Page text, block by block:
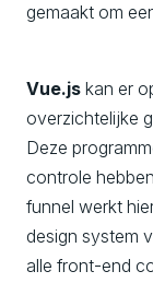
gemaakt om
Vue.js kan er
overzichtelijke
Deze
controle
funnel werkt
design system
alle front-end